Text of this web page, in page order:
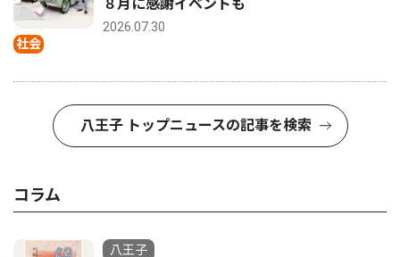
社会
８月に感謝イベントも
2026.07.30
八王子 トップニュースの記事を検索
コラム
八王子